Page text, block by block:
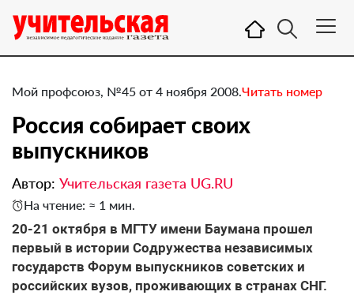
Мой профсоюз, №45 от 4 ноября 2008.Читать номер
Россия собирает своих
выпускников
Автор: Учительская газета UG.RU
На чтение: ≈ 1 мин.
20-21 октября в МГТУ имени Баумана прошел
первый в истории Содружества независимых
государств Форум выпускников советских и
российских вузов, проживающих в странах СНГ.